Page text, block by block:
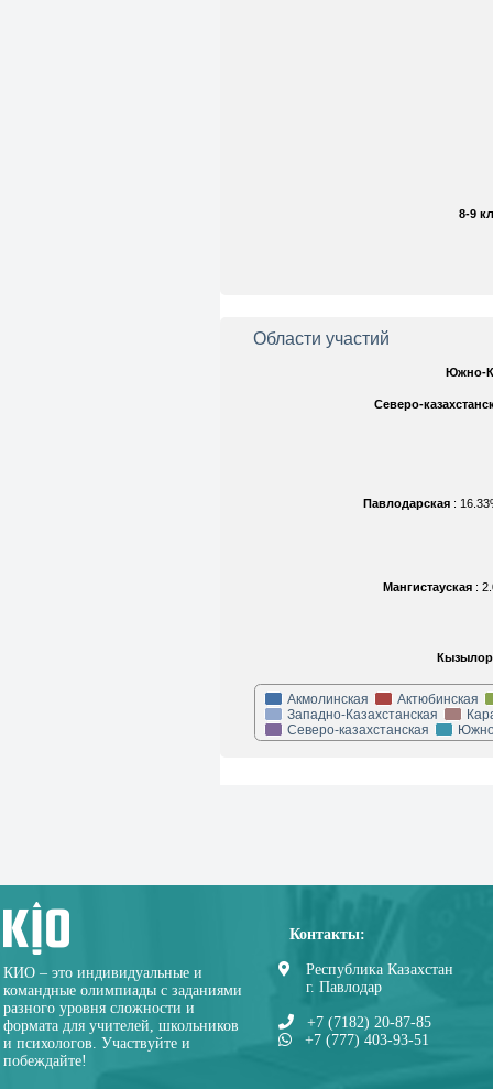
8-9
Области участий
Мангистауская :
Павлодарская :
Северо-
Южно-
Акмолинская
Актюбинская
Западно-Казахстанская
Северо-казахстанская
КИО – это индивидуальные и
командные олимпиады с заданиями
разного уровня сложности и
формата для учителей, школьников
и психологов. Участвуйте и
побеждайте!
Контакты:
Республика Казахстан
г. Павлодар
+7 (7182) 20-87-85
+7 (777) 403-93-51